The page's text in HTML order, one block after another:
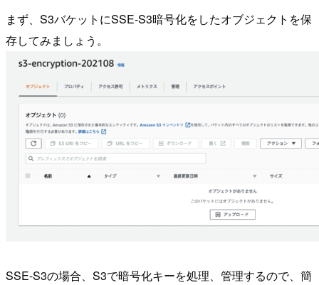
まず、S3バケットにSSE-S3暗号化をしたオブジェクトを保
存してみましょう。
SSE-S3の場合、S3で暗号化キーを処理、管理するので、簡